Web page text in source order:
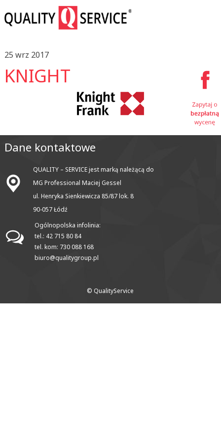
25 wrz 2017
KNIGHT
Dane kontaktowe
QUALITY – SERVICE jest marką należącą do
MG Professional Maciej Gessel
ul. Henryka Sienkiewicza 85/87 lok. 8
90-057 Łódź
Ogólnopolska infolinia:
tel.: 42 715 80 84
tel. kom: 730 088 168
biuro@qualitygroup.pl
© QualityService